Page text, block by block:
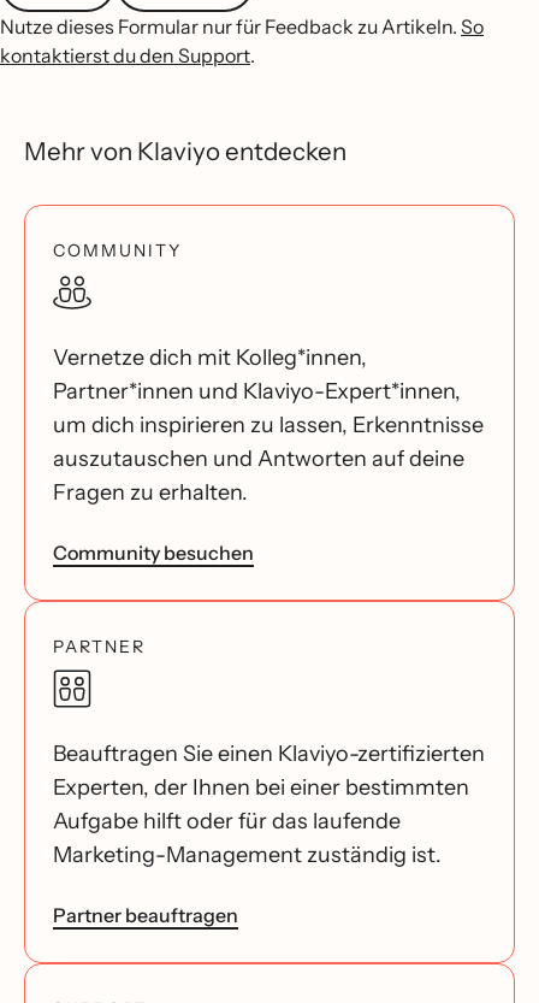
Nutze dieses Formular nur für Feedback zu Artikeln. So
kontaktierst du den Support.
Mehr von Klaviyo entdecken
COMMUNITY
Vernetze dich mit Kolleg*innen,
Partner*innen und Klaviyo-Expert*innen,
um dich inspirieren zu lassen, Erkenntnisse
auszutauschen und Antworten auf deine
Fragen zu erhalten.
Community besuchen
PARTNER
Beauftragen Sie einen Klaviyo-zertifizierten
Experten, der Ihnen bei einer bestimmten
Aufgabe hilft oder für das laufende
Marketing-Management zuständig ist.
Partner beauftragen